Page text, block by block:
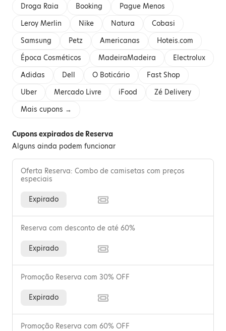
Droga Raia
Booking
Pague Menos
Leroy Merlin
Nike Natura
Cobasi
Samsung
Petz Americanas
Hoteis.com
Época Cosméticos
MadeiraMadeira
Electrolux
Adidas
Dell O Boticário
Fast Shop
Uber
Mercado Livre iFood
Zé Delivery
Mais cupons →
Cupons expirados de Reserva
Alguns ainda podem funcionar
Oferta Reserva: Combo de camisetas com preços
especiais
Expirado
Reserva com desconto de até 60%
Expirado
Promoção Reserva com 30% OFF
Expirado
Promoção Reserva com 60% OFF